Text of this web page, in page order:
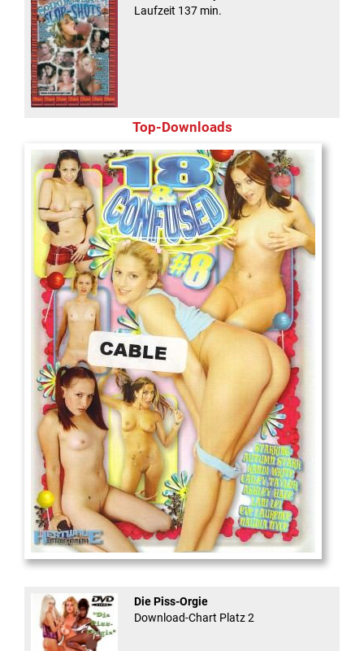
Laufzeit 137 min.
Top-Downloads
And Confused #8 - ...
Die Piss-Orgie
Download-Chart Platz 2